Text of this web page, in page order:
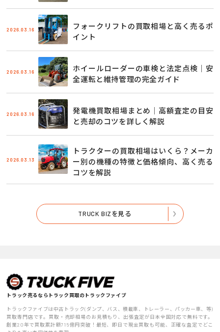
2026.03.16
フォークリフトの買取相場と高く売るポ
イント
2026.03.16
ホイールローダーの車検と法定点検｜安
全運転と維持管理の完全ガイド
2026.03.16
発電機買取相場まとめ｜高額査定の目安
と売却のコツを詳しく解説
2026.03.13
トラクターの買取相場はいくら？メーカ
ー別の機種の特徴と価格傾向、高く売る
コツを解説
TRUCK BIZを見る
トラック売るならトラック買取のトラックファイブ
トラックファイブは中古トラック(ダンプ、バス、積載車、トレーラー、パッカー車、等)
買取専門店です。買取・売却相場のお見積もり、出張査定が日本全国対応で無料です。
創業20年で買取累計額715億円突破！最短、即日で現金買取も可能、正確な査定でどこ